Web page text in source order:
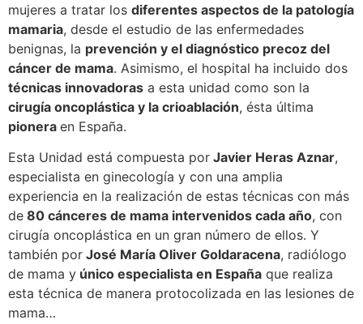
mujeres a tratar los diferentes aspectos de la patología
mamaria, desde el estudio de las enfermedades
benignas, la prevención y el diagnóstico precoz del
cáncer de mama. Asimismo, el hospital ha incluido dos
técnicas innovadoras a esta unidad como son la
cirugía oncoplástica y la crioablación, ésta última
pionera en España.
Esta Unidad está compuesta por Javier Heras Aznar,
especialista en ginecología y con una amplia
experiencia en la realización de estas técnicas con más
de 80 cánceres de mama intervenidos cada año, con
cirugía oncoplástica en un gran número de ellos. Y
también por José María Oliver Goldaracena, radiólogo
de mama y único especialista en España que realiza
esta técnica de manera protocolizada en las lesiones de
mama…